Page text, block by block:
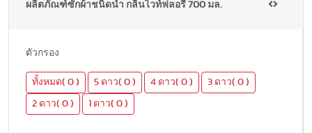
ผลิตภัณฑ์ซักผ้าชนิดน้ำ กลิ่นไวท์ฟลอรี่ 700 มล.
ตัวกรอง
ทั้งหมด( 0 ) 5 ดาว( 0 ) 4 ดาว( 0 ) 3 ดาว( 0 )
2 ดาว( 0 ) 1 ดาว( 0 )